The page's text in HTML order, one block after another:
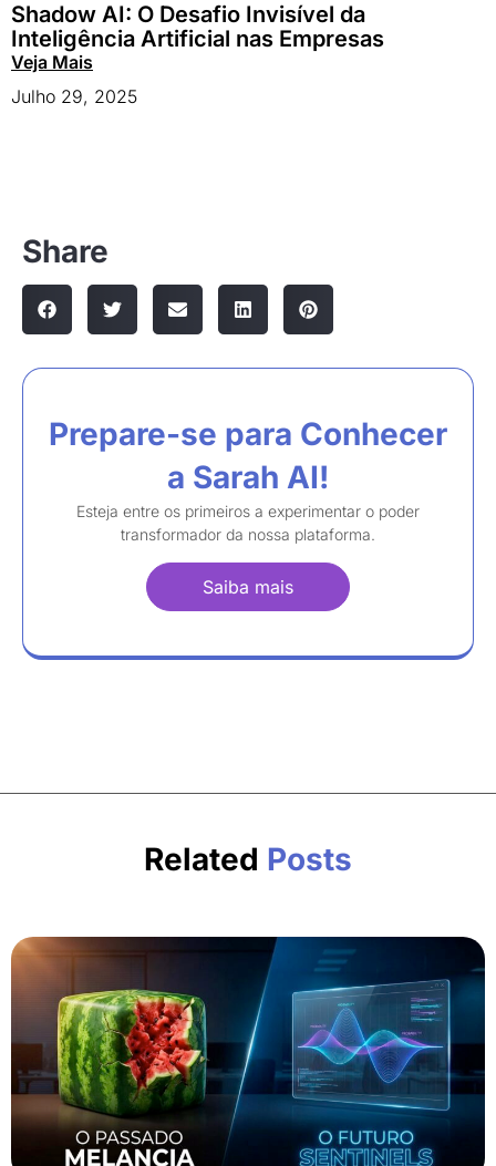
Shadow AI: O Desafio Invisível da
Inteligência Artificial nas Empresas
Veja Mais
Julho 29, 2025
Share
Prepare-se para Conhecer
a Sarah AI!
Esteja entre os primeiros a experimentar o poder
transformador da nossa plataforma.
Saiba mais
Related Posts